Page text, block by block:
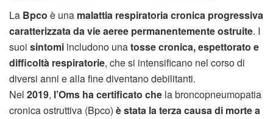
La Bpco è una malattia respiratoria cronica progressiva
caratterizzata da vie aeree permanentemente ostruite. I
suoi sintomi includono unatosse cronica, espettorato e
difficoltà respiratorie, che si intensificano nel corso di
diversi anni e alla fine diventano debilitanti.
Nel 2019, l’Oms ha certificato che la broncopneumopatia
cronica ostruttiva (Bpco) è stata la terza causa di morte a